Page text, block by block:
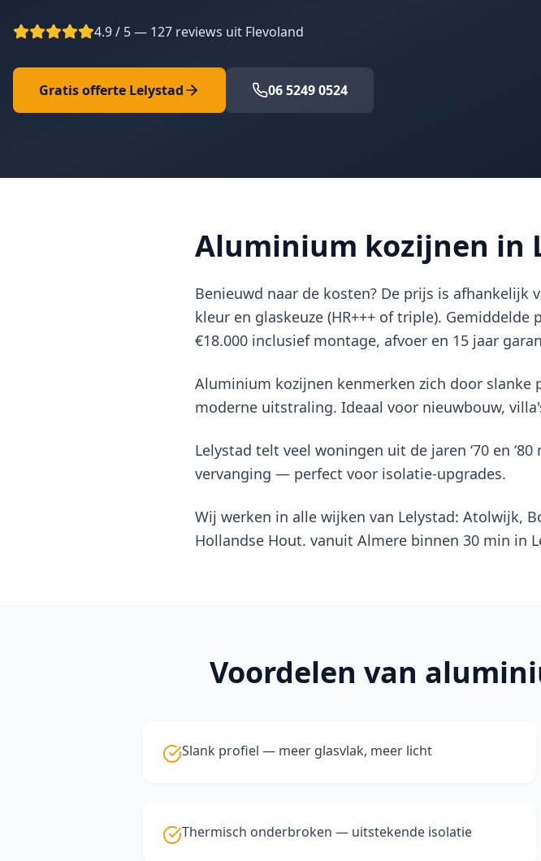
4.9 / 5 — 127 reviews uit Flevoland
Gratis offerte Lelystad 06 5249 0524
Aluminium kozijnen in
Benieuwd naar de kosten? De prijs is
kleur en glaskeuze (HR+++ of triple).
€18.000 inclusief montage, afvoer en 15 jaar
Aluminium kozijnen kenmerken zich door
moderne uitstraling. Ideaal voor nieuwbouw,
Lelystad telt veel woningen uit de jaren ‘70 en
vervanging — perfect voor isolatie-upgrades.
Wij werken in alle wijken van Lelystad: Atolwijk,
Hollandse Hout. vanuit Almere binnen 30 min in
Voordelen van
Slank profiel — meer glasvlak, meer licht
Thermisch onderbroken — uitstekende isolatie